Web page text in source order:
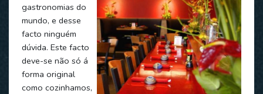
gastronomias do
mundo, e desse
facto ninguém
dúvida. Este facto
deve-se não só á
forma original
como cozinhamos,